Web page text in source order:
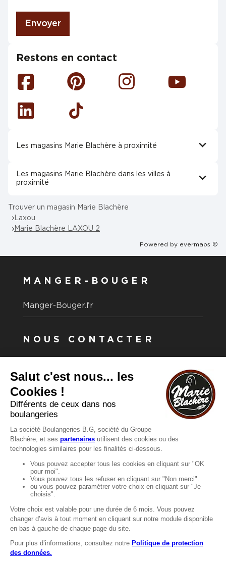
Envoyer
Restons en contact
Facebook Pinterest Instagram Youtube
Linkedin Tiktok
Les magasins Marie Blachère à proximité
Les magasins Marie Blachère dans les villes à
proximité
Trouver un magasin Marie Blachère
Laxou
Marie Blachère LAXOU 2
Powered by evermaps ©
MANGER-BOUGER
Manger-Bouger.fr
NOUS CONTACTER
Vous souhaitez nous contacter ?
Consultez notre FAQ.
FAQ
Recrutement
MENTIONS
Mentions légales
Protection des données
LignÉthique
Caractéristiques environnementales des